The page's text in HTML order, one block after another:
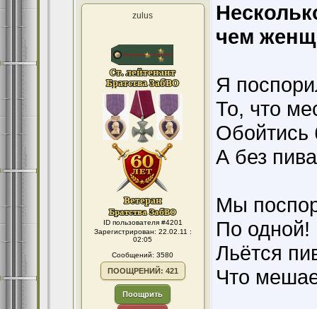
zulus
ID пользователя #4201
Зарегистрирован: 22.02.11 :
02:05
Сообщений: 3580
ПООЩРЕНИЙ: 421
Поощрить
чем
Я
То, что
А без
Мы
По одной!
Льётся
Что